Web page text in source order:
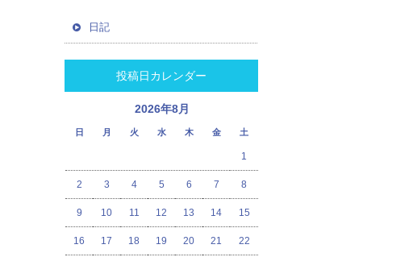
日記
投稿日カレンダー
2026年8月
日 月 火 水 木 金 土
1
2 3 4 5 6 7 8
9 10 11 12 13 14 15
16 17 18 19 20 21 22